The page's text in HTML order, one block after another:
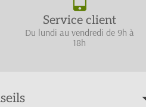
Service client
Du lundi au vendredi de 9h à
18h